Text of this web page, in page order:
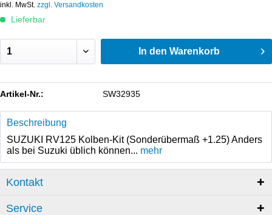
inkl. MwSt. zzgl. Versandkosten
Lieferbar
In den Warenkorb
Artikel-Nr.: SW32935
Beschreibung
SUZUKI RV125 Kolben-Kit (Sonderübermaß +1.25) Anders
als bei Suzuki üblich können... mehr
Kontakt
Service